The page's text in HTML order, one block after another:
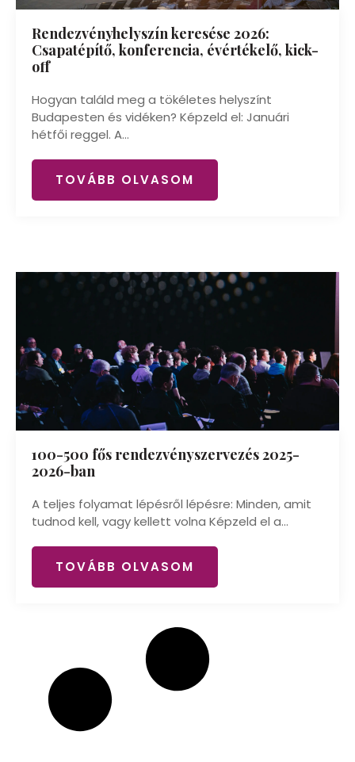
Rendezvényhelyszín keresése 2026:
Csapatépítő, konferencia, évértékelő, kick-
off
Hogyan találd meg a tökéletes helyszínt
Budapesten és vidéken? Képzeld el: Januári
hétfői reggel. A...
TOVÁBB OLVASOM
100-500 fős rendezvényszervezés 2025-
2026-ban
A teljes folyamat lépésről lépésre: Minden, amit
tudnod kell, vagy kellett volna Képzeld el a...
TOVÁBB OLVASOM